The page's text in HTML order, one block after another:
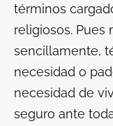
términos
religiosos. Pues
sencillamente,
necesidad o
necesidad de
seguro ante